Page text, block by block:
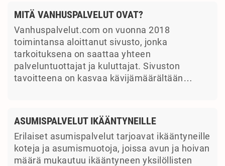
MITÄ VANHUSPALVELUT OVAT?
Vanhuspalvelut.com on vuonna 2018
toimintansa aloittanut sivusto, jonka
tarkoituksena on saattaa yhteen
palveluntuottajat ja kuluttajat. Sivuston
tavoitteena on kasvaa kävijämäärältään…
ASUMISPALVELUT IKÄÄNTYNEILLE
Erilaiset asumispalvelut tarjoavat ikääntyneille
koteja ja asumismuotoja, joissa avun ja hoivan
määrä mukautuu ikääntyneen yksilöllisten